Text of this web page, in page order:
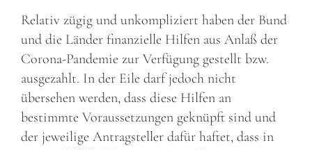
Relativ zügig und unkompliziert haben der Bund
und die Länder finanzielle Hilfen aus Anlaß der
Corona-Pandemie zur Verfügung gestellt bzw.
ausgezahlt. In der Eile darf jedoch nicht
übersehen werden, dass diese Hilfen an
bestimmte Voraussetzungen geknüpft sind und
der jeweilige Antragsteller dafür haftet, dass in